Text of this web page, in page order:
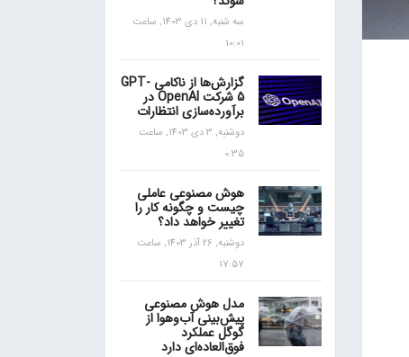
سه شنبه, 11 دی 1403, ساعت
10:01
گزارش‌ها از ناکامی GPT-
5 شرکت OpenAI در
برآورده‌سازی انتظارات
دوشنبه, 3 دی 1403, ساعت
0:35
هوش مصنوعی عاملی
چیست و چگونه کار را
تغییر خواهد داد؟
دوشنبه, 26 آذر 1403, ساعت
17:57
مدل هوش مصنوعی
پیش‌بینی آب‌و‌هوا از
گوگل عملکرد
فوق‌العاده‌ای دارد